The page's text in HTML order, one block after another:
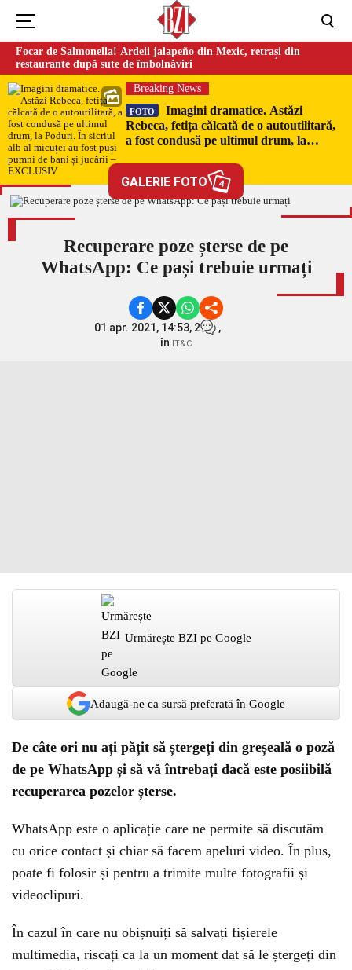
Focar de Salmonella! Ardeii jalapeño din Mexic, retrași din
restaurante după sute de îmbolnăviri
Breaking News
FOTO
Imagini dramatice. Astăzi
Rebeca, fetița călcată de o autoutilitară,
a fost condusă pe ultimul drum, la
puși pumni de bani și jucării –
EXCLUSIV
GALERIE FOTO 4
Recuperare poze șterse de pe
WhatsApp: Ce pași trebuie urmați
01 apr. 2021, 14:53, 2
,
în IT&C
Urmărește BZI pe Google
Adaugă-ne ca sursă preferată în Google
De câte ori nu ați pățit să ștergeți din greșeală o poză
de pe WhatsApp și să vă întrebați dacă este posiibilă
recuperarea pozelor șterse.
WhatsApp este o aplicație care ne permite să discutăm
cu orice contact și chiar să facem apeluri video. În plus,
poate fi folosir și pentru a trimite multe fotografii și
videoclipuri.
În cazul în care nu obișnuiți să salvați fișierele
multimedia, riscați ca la un moment dat să le ștergeți din